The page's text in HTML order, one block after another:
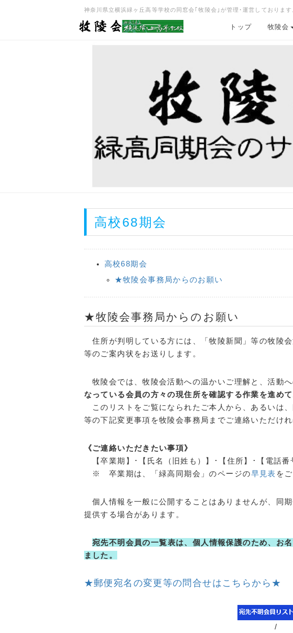
神奈川県立横浜緑ヶ丘高等学校の同窓会｢牧陵会｣が管理･運営してお
トップ 牧陵会
高校68期会
高校68期会
★牧陵会事務局からのお願い
★牧陵会事務局からのお願い
住所が判明している方には、「牧陵新聞」等の牧陵
等のご案内状をお送りします。
牧陵会では、牧陵会活動への温かいご理解と、活動へ
なっている会員の方々の現住所を確認する作業を進めて
このリストをご覧になられたご本人から、あるいは
等の下記変更事項を牧陵会事務局までご連絡いただけれ
《ご連絡いただきたい事項》
【卒業期】･【氏名（旧姓も）】･【住所】･【電話番
※ 卒業期は、「緑高同期会」のページの早見表 を
個人情報を一般に公開することはありませんが、同
提供する場合があります。
宛先不明会員の一覧表は、個人情報保護のため、お
ました。
★郵便宛名の変更等の問合せはこちらから★
/